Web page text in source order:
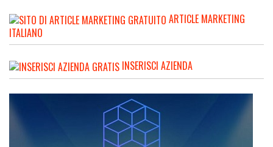
ARTICLE MARKETING
ITALIANO
INSERISCI AZIENDA